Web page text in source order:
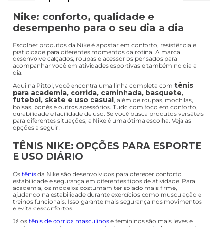
Nike: conforto, qualidade e
desempenho para o seu dia a dia
Escolher produtos da Nike é apostar em conforto, resistência e
praticidade para diferentes momentos da rotina. A marca
desenvolve calçados, roupas e acessórios pensados para
acompanhar você em atividades esportivas e também no dia a
dia.
Aqui na Pittol, você encontra uma linha completa com tênis
para academia, corrida, caminhada, basquete,
futebol, skate e uso casual, além de roupas, mochilas,
bolsas, bonés e outros acessórios. Tudo com foco em conforto,
durabilidade e facilidade de uso. Se você busca produtos versáteis
para diferentes situações, a Nike é uma ótima escolha. Veja as
opções a seguir!
TÊNIS NIKE: OPÇÕES PARA ESPORTE
E USO DIÁRIO
Os tênis da Nike são desenvolvidos para oferecer conforto,
estabilidade e segurança em diferentes tipos de atividade. Para
academia, os modelos costumam ter solado mais firme,
ajudando na estabilidade durante exercícios como musculação e
treinos funcionais. Isso garante mais segurança nos movimentos
e evita desconfortos.
Já os tênis de corrida masculinos e femininos são mais leves e